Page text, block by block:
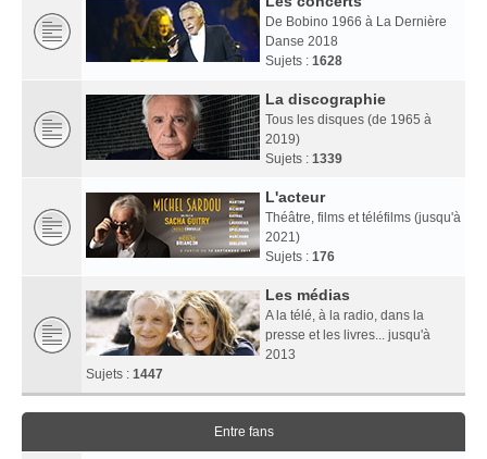
De Bobino 1966 à La Dernière
Danse 2018
Sujets : 1628
La discographie
Tous les disques (de 1965 à
2019)
Sujets : 1339
L'acteur
Théâtre, films et téléfilms (jusqu'à
2021)
Sujets : 176
Les médias
A la télé, à la radio, dans la
presse et les livres... jusqu'à
2013
Sujets : 1447
Entre fans